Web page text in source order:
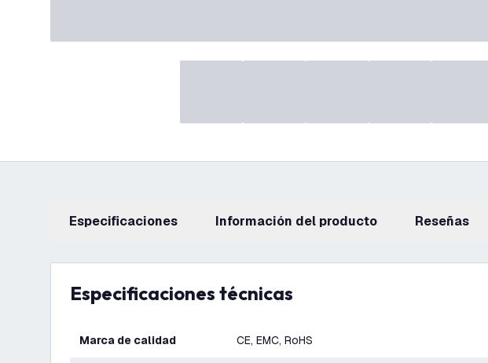
Especificaciones información del producto reseñas
Especificaciones técnicas
Marca de calidad CE, EMC, RoHS